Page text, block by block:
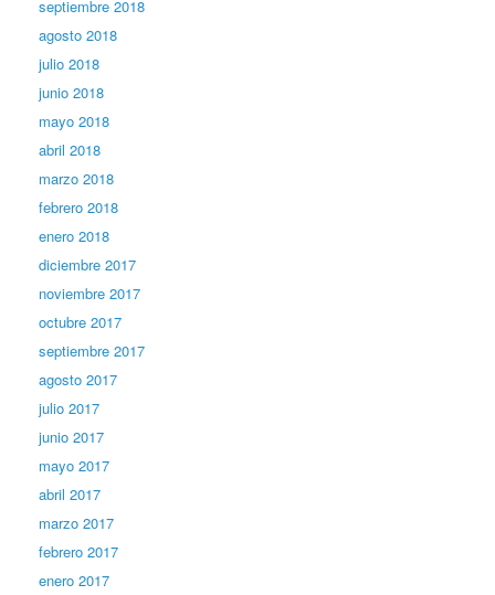
septiembre 2018
agosto 2018
julio 2018
junio 2018
mayo 2018
abril 2018
marzo 2018
febrero 2018
enero 2018
diciembre 2017
noviembre 2017
octubre 2017
septiembre 2017
agosto 2017
julio 2017
junio 2017
mayo 2017
abril 2017
marzo 2017
febrero 2017
enero 2017